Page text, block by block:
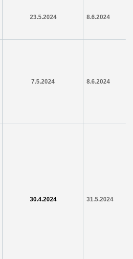
23.5.2024 8.6.2024
7.5.2024 8.6.2024
30.4.2024 31.5.2024